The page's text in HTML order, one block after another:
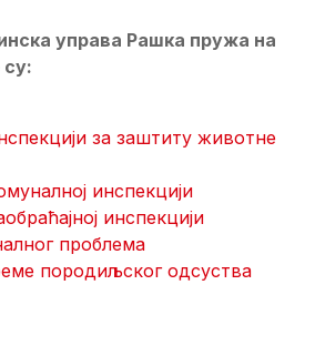
управа Рашка пружа на
су:
за заштиту животне
инспекцији
инспекцији
проблема
породиљског одсуства